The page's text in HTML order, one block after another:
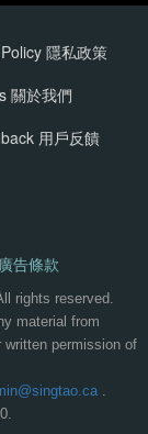
隱私政策
關於我們
用戶反饋
告條款
rights reserved.
material from
permission of
.